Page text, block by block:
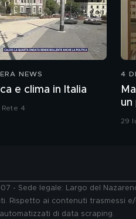
NEWS
e clima in Italia
Rete 4
4
un
29
- Sede legale: Largo del
Rispetto ai contenuti
di data scraping.